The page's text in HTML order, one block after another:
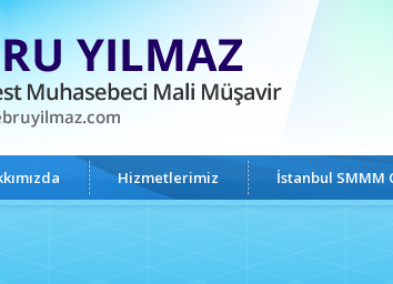
Hizmetlerimiz İstanbul SMMM